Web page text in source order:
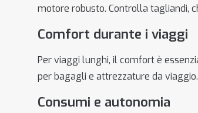
motore robusto. Controlla tagliandi,
Comfort durante i viaggi
Per viaggi lunghi, il comfort è
per bagagli e attrezzature da viaggio.
Consumi e autonomia